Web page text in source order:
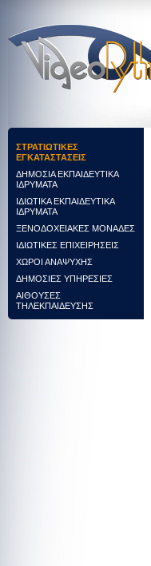
ΣΤΡΑΤΙΩΤΙΚΕΣ
ΕΓΚΑΤΑΣΤΑΣΕΙΣ
ΔΗΜΟΣΙΑ ΕΚΠΑΙΔΕΥΤΙΚΑ
ΙΔΡΥΜΑΤΑ
ΙΔΙΩΤΙΚΑ ΕΚΠΑΙΔΕΥΤΙΚΑ
ΙΔΡΥΜΑΤΑ
ΞΕΝΟΔΟΧΕΙΑΚΕΣ ΜΟΝΑΔΕΣ
ΙΔΙΩΤΙΚΕΣ ΕΠΙΧΕΙΡΗΣΕΙΣ
ΧΩΡΟΙ ΑΝΑΨΥΧΗΣ
ΔΗΜΟΣΙΕΣ ΥΠΗΡΕΣΙΕΣ
ΑΙΘΟΥΣΕΣ
ΤΗΛΕΚΠΑΙΔΕΥΣΗΣ